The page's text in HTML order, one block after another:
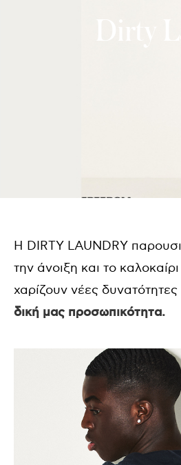
Dirty
Η DIRTY LAUNDRY
την άνοιξη και το
χαρίζουν νέες δυνατότητες
δική μας προσωπικότητα.